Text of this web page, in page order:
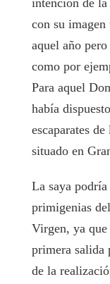
intención de la
con su
aquel año
como por
Para aquel
había
escaparates
situado en
La saya podría
primigenias
Virgen, ya
primera salida
de la